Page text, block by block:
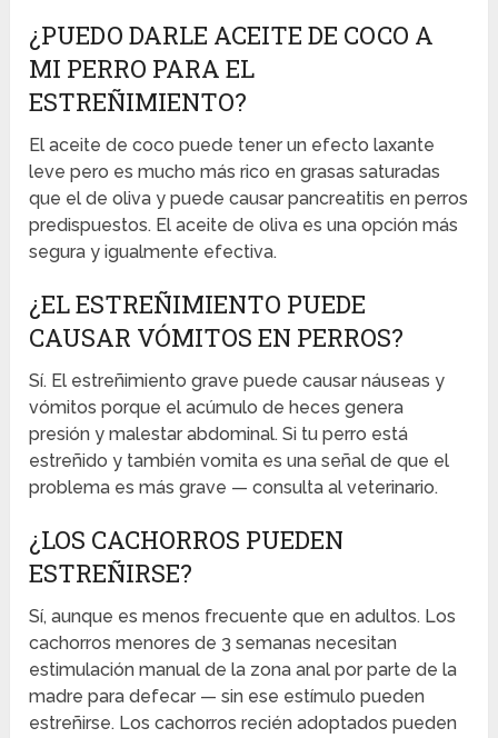
¿PUEDO DARLE ACEITE DE COCO A
MI PERRO PARA EL
ESTREÑIMIENTO?
El aceite de coco puede tener un efecto laxante
leve pero es mucho más rico en grasas saturadas
que el de oliva y puede causar pancreatitis en perros
predispuestos. El aceite de oliva es una opción más
segura y igualmente efectiva.
¿EL ESTREÑIMIENTO PUEDE
CAUSAR VÓMITOS EN PERROS?
Sí. El estreñimiento grave puede causar náuseas y
vómitos porque el acúmulo de heces genera
presión y malestar abdominal. Si tu perro está
estreñido y también vomita es una señal de que el
problema es más grave — consulta al veterinario.
¿LOS CACHORROS PUEDEN
ESTREÑIRSE?
Sí, aunque es menos frecuente que en adultos. Los
cachorros menores de 3 semanas necesitan
estimulación manual de la zona anal por parte de la
madre para defecar — sin ese estímulo pueden
estreñirse. Los cachorros recién adoptados pueden